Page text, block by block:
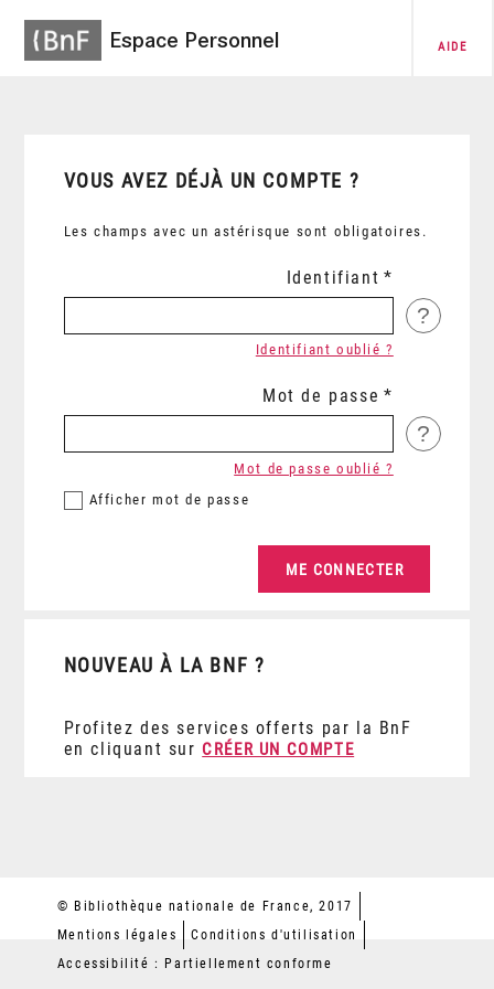
Espace Personnel AIDE
VOUS AVEZ DÉJÀ UN COMPTE ?
Les champs avec un astérisque sont obligatoires.
Identifiant
?
Identifiant oublié ?
Mot de passe
?
Afficher mot de passe
Mot de passe oublié ?
NOUVEAU À LA BNF ?
Profitez des services offerts par la BnF
en cliquant sur CRÉER UN COMPTE
© Bibliothèque nationale de France, 2017
Mentions légales
Conditions d'utilisation
Accessibilité : Partiellement conforme